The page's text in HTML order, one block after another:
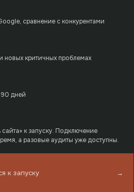
сравнение с конкурентами
новых критичных проблемах
90 дней
к запуску. Подключение
а разовые аудиты уже доступны.
к запуску →